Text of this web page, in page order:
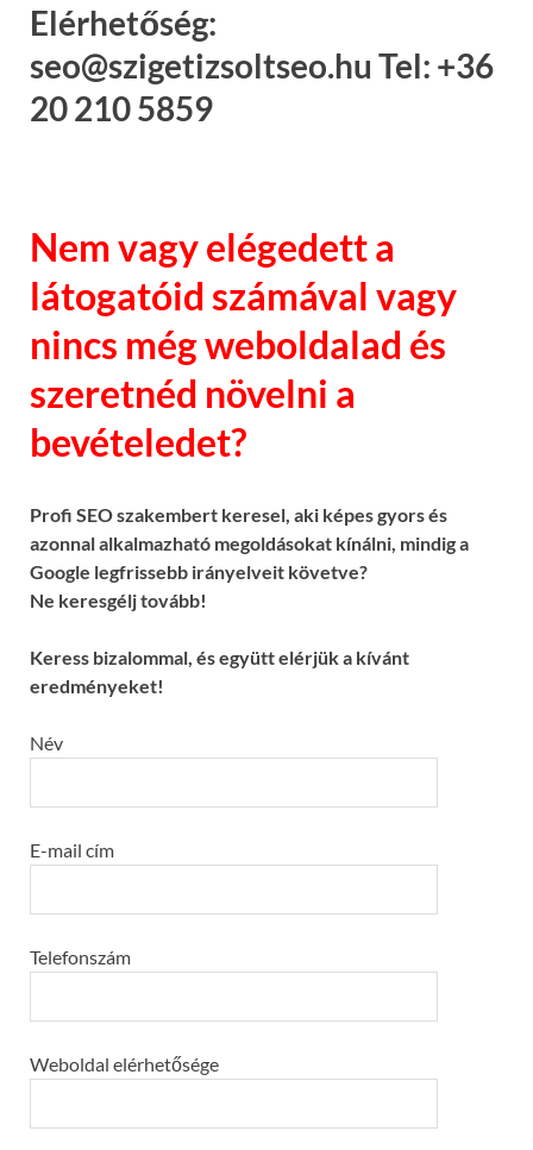
Elérhetőség:
seo@szigetizsoltseo.hu Tel: +36
20 210 5859
Nem vagy elégedett a
látogatóid számával vagy
nincs még weboldalad és
szeretnéd növelni a
bevételedet?
Profi SEO szakembert keresel, aki képes gyors és
azonnal alkalmazható megoldásokat kínálni, mindig a
Google legfrissebb irányelveit követve?
Ne keresgélj tovább!
Keress bizalommal, és együtt elérjük a kívánt
eredményeket!
Név
E-mail cím
Telefonszám
Weboldal elérhetősége